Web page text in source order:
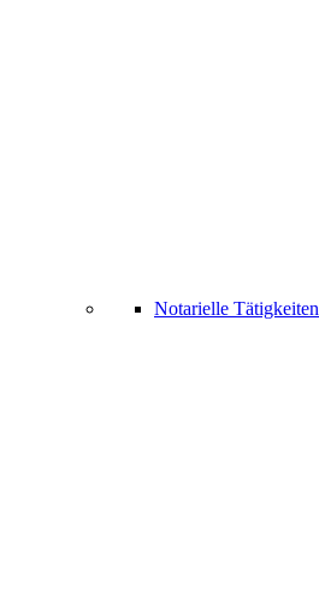
Notarielle Tätigkeiten